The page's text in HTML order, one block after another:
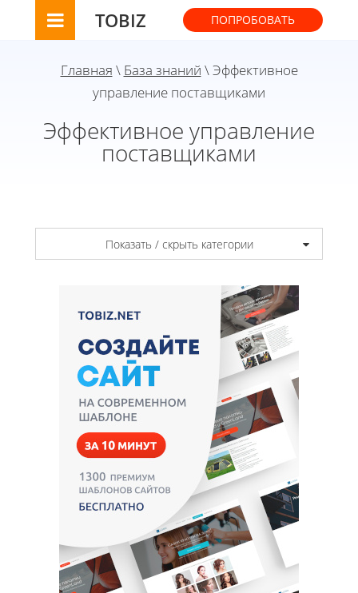
TOBIZ ПОПРОБОВАТЬ
Главная \ База знаний \ Эффективное
управление поставщиками
Эффективное управление
поставщиками
Показать / скрыть категории